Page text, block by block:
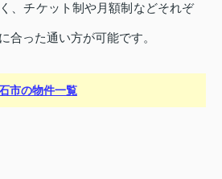
、チケット制や月額制などそれぞ
合った通い方が可能です。
市の物件一覧